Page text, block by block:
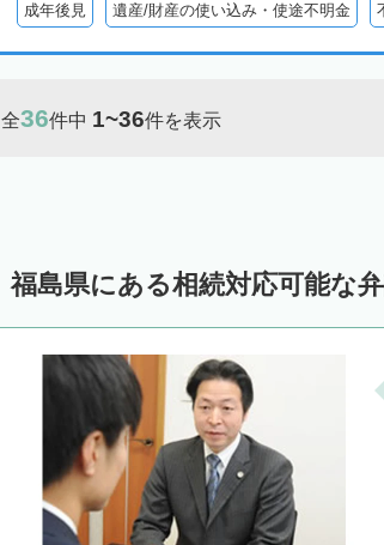
成年後見 遺産/財産の使い込み・使途不明金
全36件中 1~36件を表示
福島県にある相続対応可能な